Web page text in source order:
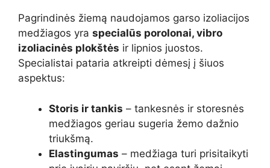
Pagrindinės žiemą naudojamos garso izoliacijos
medžiagos yra specialūs porolonai, vibro
izoliacinės plokštės ir lipnios juostos.
Specialistai pataria atkreipti dėmesį į šiuos
aspektus:
Storis ir tankis – tankesnės ir storesnės
medžiagos geriau sugeria žemo dažnio
triukšmą.
Elastingumas – medžiaga turi prisitaikyti